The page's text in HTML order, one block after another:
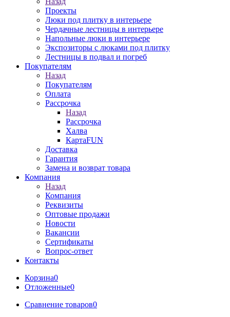
Проекты
Люки под плитку в интерьере
Чердачные лестницы в интерьере
Напольные люки в интерьере
Экспозиторы с люками под плитку
Лестницы в подвал и погреб
Покупателям
Назад
Покупателям
Оплата
Рассрочка
Назад
Рассрочка
Халва
КартаFUN
Доставка
Гарантия
Замена и возврат товара
Компания
Назад
Компания
Реквизиты
Оптовые продажи
Новости
Вакансии
Сертификаты
Вопрос-ответ
Контакты
Корзина0
Отложенные0
Сравнение товаров0